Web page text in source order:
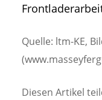
Quelle: ltm-KE,
Diesen Artikel